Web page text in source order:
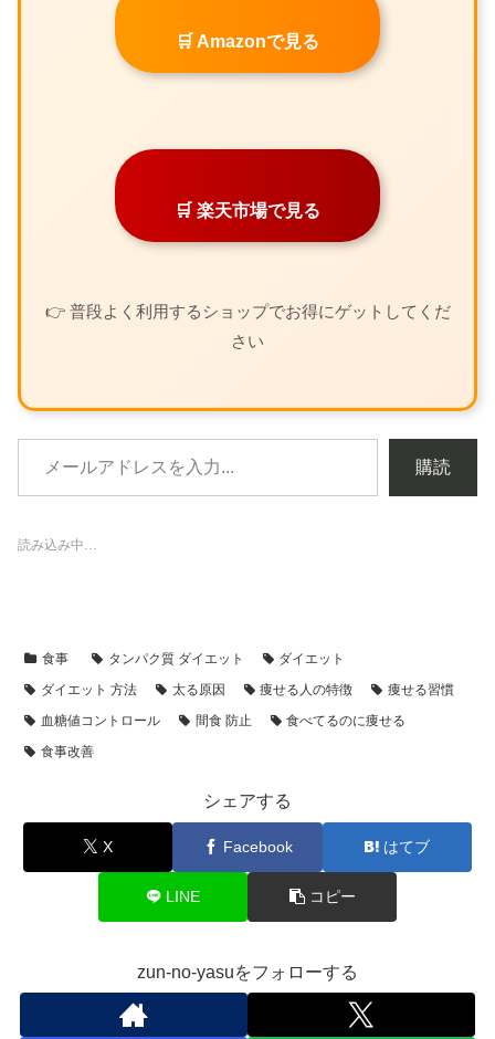
🛒 Amazonで見る
🛒 楽天市場で見る
👉 普段よく利用するショップでお得にゲットしてくだ
さい
購読
読み込み中…
食事 タンパク質 ダイエット
ダイエット
ダイエット 方法
太る原因 痩せる人の特徴
痩せる習慣
血糖値コントロール
間食 防止
食べてるのに痩せる
食事改善
シェアする
X Facebook はてブ
LINE コピー
zun-no-yasuをフォローする